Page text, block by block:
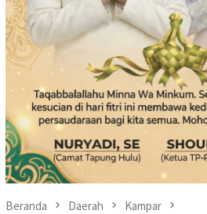
Beranda Daerah Kampar